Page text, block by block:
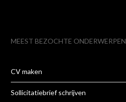
MEEST BEZOCHTE ONDERWERPEN
CV maken
Sollicitatiebrief schrijven